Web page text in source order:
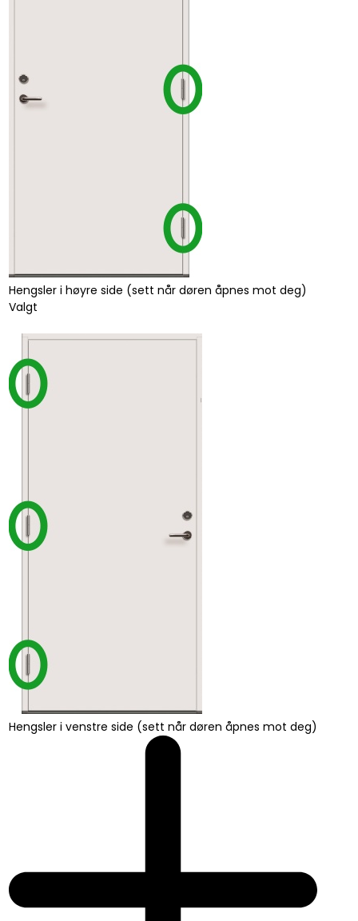
Hengsler i høyre side (sett når døren åpnes mot deg)
Valgt
Hengsler i venstre side (sett når døren åpnes mot deg)